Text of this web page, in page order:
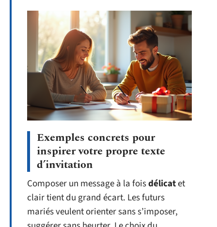
Exemples concrets pour
inspirer votre propre texte
d’invitation
Composer un message à la foisdélicatet
clair tient du grand écart. Les futurs
mariés veulent orienter sans s’imposer,